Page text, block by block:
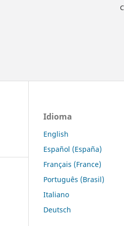
Idioma
English
Español (España)
Français (France)
Português (Brasil)
Italiano
Deutsch